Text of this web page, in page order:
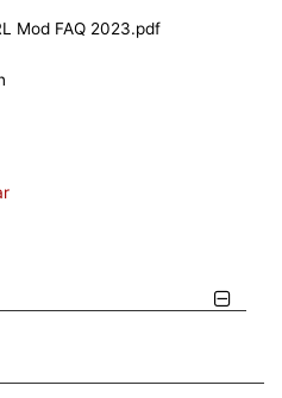
Mod FAQ 2023.pdf
ODER ZULETZT ANGESEHENE